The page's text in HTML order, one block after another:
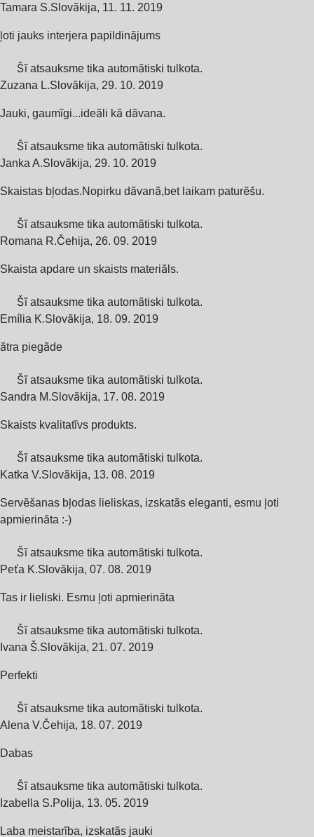
Tamara S.Slovākija, 11. 11. 2019
ļoti jauks interjera papildinājums
Šī atsauksme tika automātiski tulkota.
Zuzana L.Slovākija, 29. 10. 2019
Jauki, gaumīgi...ideāli kā dāvana.
Šī atsauksme tika automātiski tulkota.
Janka A.Slovākija, 29. 10. 2019
Skaistas bļodas.Nopirku dāvanā,bet laikam paturēšu.
Šī atsauksme tika automātiski tulkota.
Romana R.Čehija, 26. 09. 2019
Skaista apdare un skaists materiāls.
Šī atsauksme tika automātiski tulkota.
Emília K.Slovākija, 18. 09. 2019
ātra piegāde
Šī atsauksme tika automātiski tulkota.
Sandra M.Slovākija, 17. 08. 2019
Skaists kvalitatīvs produkts.
Šī atsauksme tika automātiski tulkota.
Katka V.Slovākija, 13. 08. 2019
Servēšanas bļodas lieliskas, izskatās eleganti, esmu ļoti
apmierināta :-)
Šī atsauksme tika automātiski tulkota.
Peťa K.Slovākija, 07. 08. 2019
Tas ir lieliski. Esmu ļoti apmierināta
Šī atsauksme tika automātiski tulkota.
Ivana Š.Slovākija, 21. 07. 2019
Perfekti
Šī atsauksme tika automātiski tulkota.
Alena V.Čehija, 18. 07. 2019
Dabas
Šī atsauksme tika automātiski tulkota.
Izabella S.Polija, 13. 05. 2019
Laba meistarība, izskatās jauki